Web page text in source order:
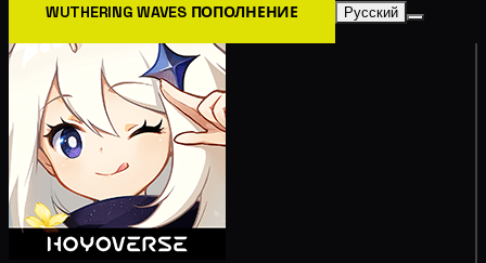
WUTHERING WAVES ПОПОЛНЕНИЕ Русский